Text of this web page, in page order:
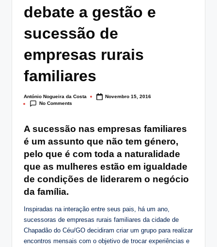
debate a gestão e
sucessão de
empresas rurais
familiares
Posted
by
António Nogueira da Costa
Novembro 15, 2016
No Comments
A sucessão nas empresas familiares
é um assunto que não tem género,
pelo que é com toda a naturalidade
que as mulheres estão em igualdade
de condições de liderarem o negócio
da família.
Inspiradas na interação entre seus pais, há um ano,
sucessoras de empresas rurais familiares da cidade de
Chapadão do Céu/GO decidiram criar um grupo para realizar
encontros mensais com o objetivo de trocar experiências e